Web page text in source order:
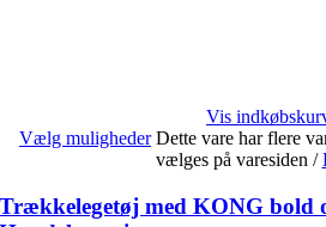
Vis
Vælg muligheder Dette vare har flere
vælges på varesiden /
Trækkelegetøj med KONG bold